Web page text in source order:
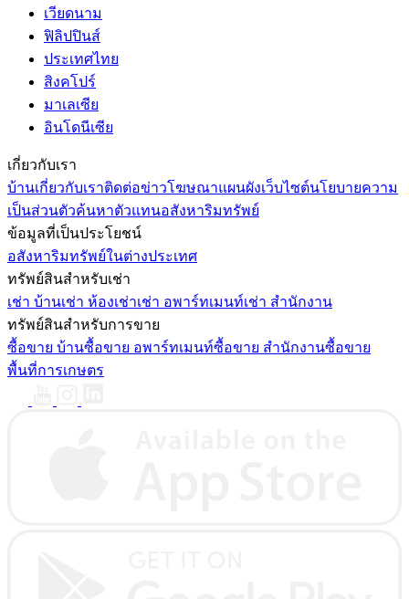
เวียดนาม
ฟิลิปปินส์
ประเทศไทย
สิงคโปร์
มาเลเซีย
อินโดนีเซีย
เกี่ยวกับเรา
บ้านเกี่ยวกับเราติดต่อข่าวโฆษณาแผนผังเว็บไซต์นโยบายความ
เป็นส่วนตัวค้นหาตัวแทนอสังหาริมทรัพย์
ข้อมูลที่เป็นประโยชน์
อสังหาริมทรัพย์ในต่างประเทศ
ทรัพย์สินสำหรับเช่า
เช่า บ้านเช่า ห้องเช่าเช่า อพาร์ทเมนท์เช่า สำนักงาน
ทรัพย์สินสำหรับการขาย
ซื้อขาย บ้านซื้อขาย อพาร์ทเมนท์ซื้อขาย สำนักงานซื้อขาย
พื้นที่การเกษตร